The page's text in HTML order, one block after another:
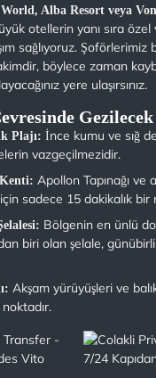
Alba Resort veya
otellerin yanı sıra
sağlıyoruz. Şoförlerimiz
böylece zaman
yere ulaşırsınız.
Plajı: İnce kumu ve sığ
vazgeçilmezidir.
Apollon Tapınağı ve
sadece 15 dakikalık bir
Bölgenin en ünlü
biri olan şelale,
Akşam yürüyüşleri ve